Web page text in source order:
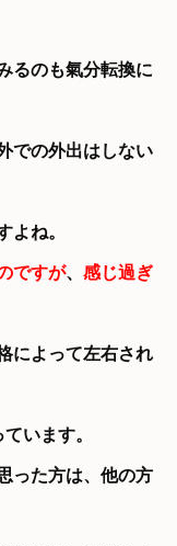
るのも氣分転換に
での外出はしない
よね。
ですが、 感じ過ぎ
によって左右され
います。
った方は、他の方